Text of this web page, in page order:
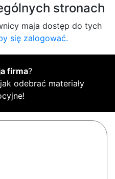
stronach
maja dostęp do tych
się zalogować.
firma?
odebrać materiały